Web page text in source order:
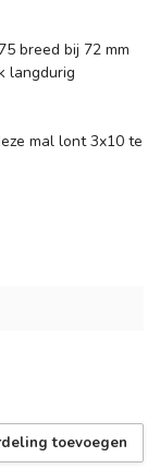
breed bij 72 mm
langdurig
mal lont 3x10 te
toevoegen